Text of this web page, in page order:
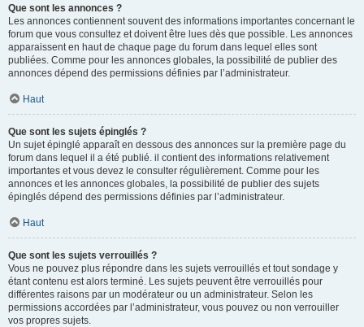
Que sont les annonces ?
Les annonces contiennent souvent des informations importantes concernant le
forum que vous consultez et doivent être lues dès que possible. Les annonces
apparaissent en haut de chaque page du forum dans lequel elles sont
publiées. Comme pour les annonces globales, la possibilité de publier des
annonces dépend des permissions définies par l’administrateur.
Haut
Que sont les sujets épinglés ?
Un sujet épinglé apparaît en dessous des annonces sur la première page du
forum dans lequel il a été publié. il contient des informations relativement
importantes et vous devez le consulter régulièrement. Comme pour les
annonces et les annonces globales, la possibilité de publier des sujets
épinglés dépend des permissions définies par l’administrateur.
Haut
Que sont les sujets verrouillés ?
Vous ne pouvez plus répondre dans les sujets verrouillés et tout sondage y
étant contenu est alors terminé. Les sujets peuvent être verrouillés pour
différentes raisons par un modérateur ou un administrateur. Selon les
permissions accordées par l’administrateur, vous pouvez ou non verrouiller
vos propres sujets.